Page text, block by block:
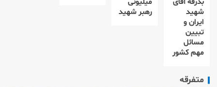
شهید
ایران و
تبیین
مسائل
مهم کشور
رهبر شهید
متفرقه